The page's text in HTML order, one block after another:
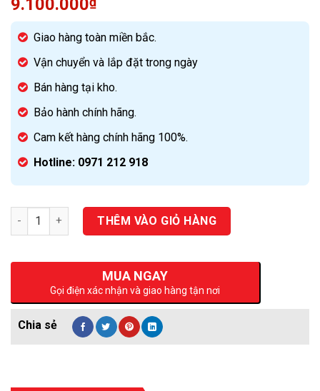
9.100.000
Giao hàng toàn miền bắc.
Vận chuyển và lắp đặt trong ngày
Bán hàng tại kho.
Bảo hành chính hãng.
Cam kết hàng chính hãng 100%.
Hotline: 0971 212 918
Số lượng THÊM VÀO GIỎ HÀNG
MUA NGAY
Gọi điện xác nhận và giao hàng tận nơi